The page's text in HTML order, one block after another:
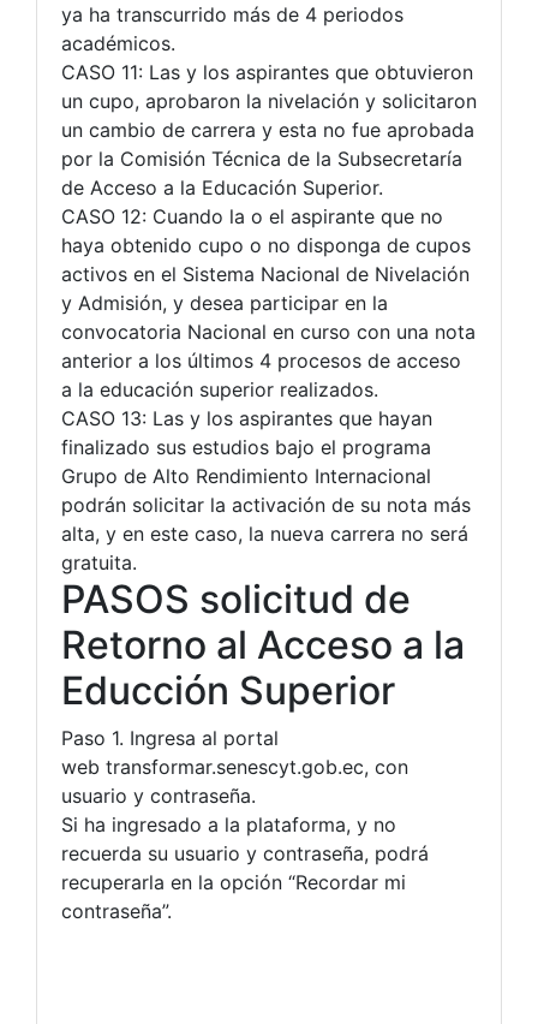
ya ha transcurrido más de 4 periodos
académicos.
CASO 11: Las y los aspirantes que obtuvieron
un cupo, aprobaron la nivelación y solicitaron
un cambio de carrera y esta no fue aprobada
por la Comisión Técnica de la Subsecretaría
de Acceso a la Educación Superior.
CASO 12: Cuando la o el aspirante que no
haya obtenido cupo o no disponga de cupos
activos en el Sistema Nacional de Nivelación
y Admisión, y desea participar en la
convocatoria Nacional en curso con una nota
anterior a los últimos 4 procesos de acceso
a la educación superior realizados.
CASO 13: Las y los aspirantes que hayan
finalizado sus estudios bajo el programa
Grupo de Alto Rendimiento Internacional
podrán solicitar la activación de su nota más
alta, y en este caso, la nueva carrera no será
gratuita.
PASOS solicitud de
Retorno al Acceso a la
Educción Superior
Paso 1. Ingresa al portal
web transformar.senescyt.gob.ec, con
usuario y contraseña.
Si ha ingresado a la plataforma, y no
recuerda su usuario y contraseña, podrá
recuperarla en la opción “Recordar mi
contraseña”.